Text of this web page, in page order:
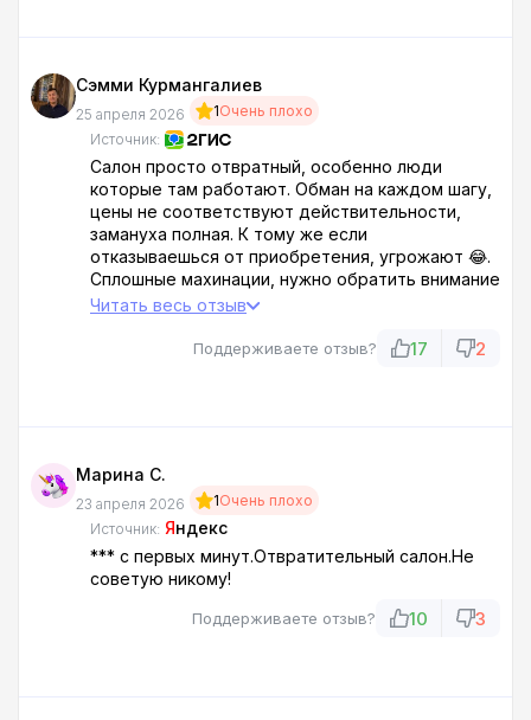
Сэмми Курмангалиев
25 апреля 2026 1Очень плохо
Источник:
Салон просто отвратный, особенно люди
которые там работают. Обман на каждом шагу,
цены не соответствуют действительности,
замануха полная. К тому же если
отказываешься от приобретения, угрожают 😂.
Сплошные махинации, нужно обратить внимание
на них со стороны структур
Читать весь отзыв
Поддерживаете отзыв? 17 2
Марина С.
23 апреля 2026 1Очень плохо
Источник: Яндекс
*** с первых минут.Отвратительный салон.Не
советую никому!
Поддерживаете отзыв? 10 3